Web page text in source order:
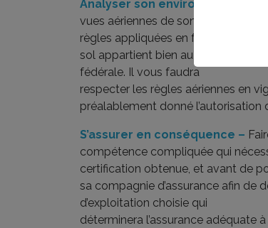
Analyser son environnement –
vues aériennes de son bien, il est
règles appliquées en fonction du
sol appartient bien au propriétaire,
fédérale. Il vous faudra
respecter les règles aériennes en
préalablement donné
S’assurer en conséquence –
compétence compliquée qui
certification obtenue, et avant de
sa compagnie d’assurance afin de
d’exploitation choisie qui
déterminera l’assurance adéquate